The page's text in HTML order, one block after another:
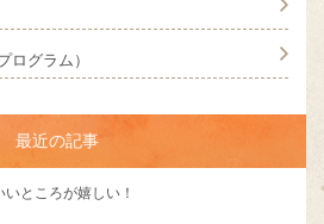
ログラム）
最近の記事
いところが嬉しい！